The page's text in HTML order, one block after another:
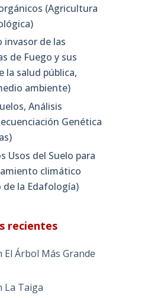
(Agricultura
invasor de las
de Fuego y sus
la salud pública,
ambiente)
Análisis
Genética
Usos del Suelo para
climático
la Edafología)
recientes
El Árbol Más Grande
La Taiga